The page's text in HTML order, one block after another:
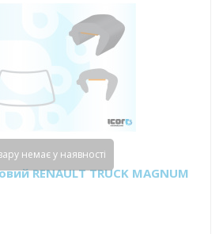
RENAULT TRUCK MAGNUM
немає у наявності